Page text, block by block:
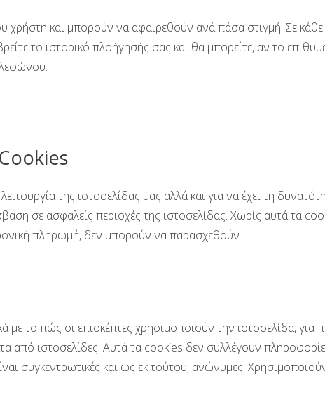
και μπορούν να αφαιρεθούν ανά πάσα στιγμή. Σε
το ιστορικό πλοήγησής σας και θα μπορείτε, αν το
της ιστοσελίδας μας αλλά και για να έχει τη
σε ασφαλείς περιοχές της ιστοσελίδας. Χωρίς αυτά τα
πληρωμή, δεν μπορούν να παρασχεθούν.
το πώς οι επισκέπτες χρησιμοποιούν την ιστοσελίδα, για
από ιστοσελίδες. Αυτά τα cookies δεν συλλέγουν
συγκεντρωτικές και ως εκ τούτου, ανώνυμες.